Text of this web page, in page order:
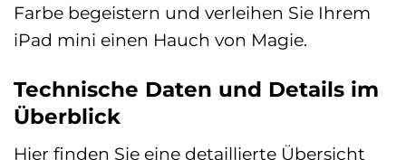
Farbe begeistern und verleihen Sie Ihrem
iPad mini einen Hauch von Magie.
Technische Daten und Details im
Überblick
Hier finden Sie eine detaillierte Übersicht